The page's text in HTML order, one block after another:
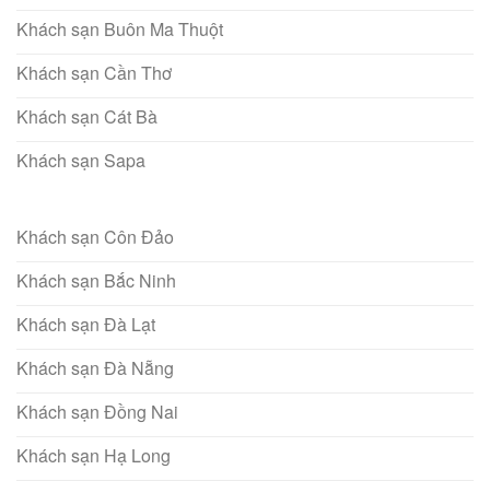
Khách sạn Buôn Ma Thuột
Khách sạn Cần Thơ
Khách sạn Cát Bà
Khách sạn Sapa
Khách sạn Côn Đảo
Khách sạn Bắc Ninh
Khách sạn Đà Lạt
Khách sạn Đà Nẵng
Khách sạn Đồng Nai
Khách sạn Hạ Long